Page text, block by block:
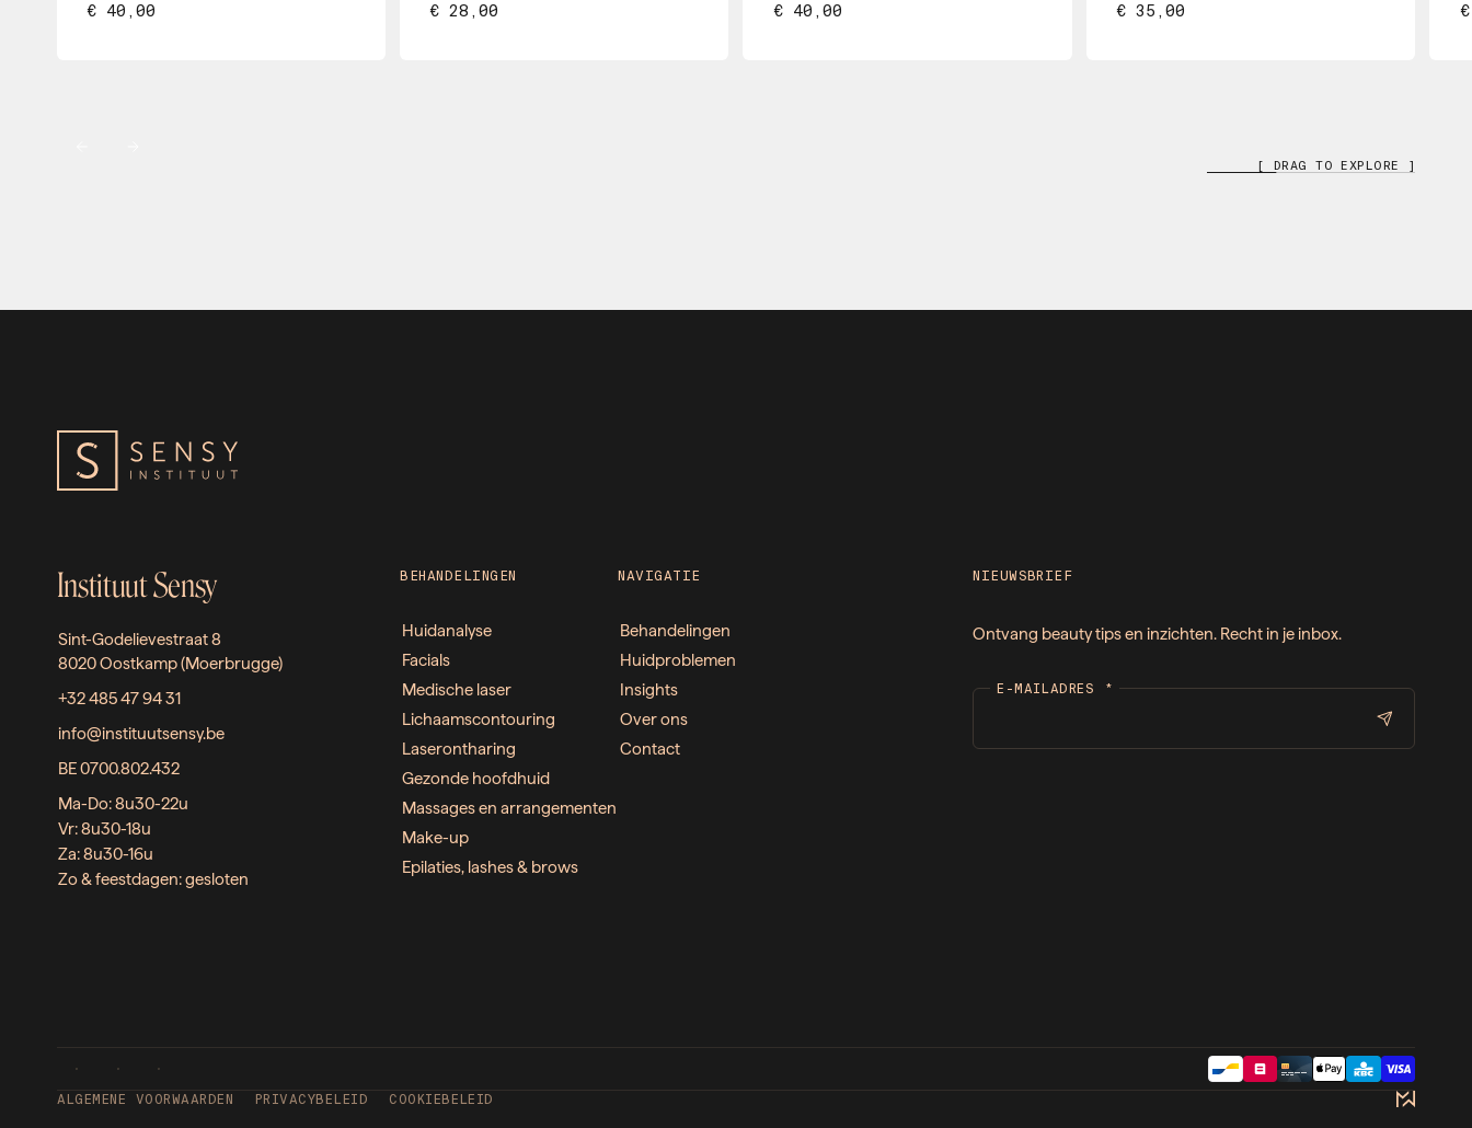
€ 40,00 € 28,00 € 40,00 € 35,00
[ DRAG TO EXPLORE ]
Instituut Sensy
Sint-Godelievestraat 8
8020 Oostkamp (Moerbrugge)
+32 485 47 94 31
info@instituutsensy.be
BE 0700.802.432
Ma-Do: 8u30-22u
Vr: 8u30-18u
Za: 8u30-16u
Zo & feestdagen: gesloten
BEHANDELINGEN
Huidanalyse
Facials
Medische laser
Lichaamscontouring
Laserontharing
Gezonde hoofdhuid
Massages en arrangementen
Make-up
Epilaties, lashes & brows
NAVIGATIE
Behandelingen
Huidproblemen
Insights
Over ons
Contact
NIEUWSBRIEF
Ontvang beauty tips en inzichten. Recht in je inbox.
E-MAILADRES *
ALGEMENE VOORWAARDEN PRIVACYBELEID COOKIEBELEID